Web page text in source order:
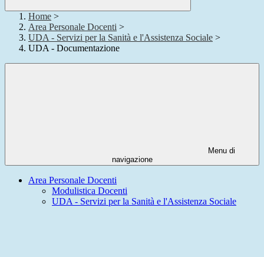
Home >
Area Personale Docenti >
UDA - Servizi per la Sanità e l'Assistenza Sociale >
UDA - Documentazione
Menu di
navigazione
Area Personale Docenti
Modulistica Docenti
UDA - Servizi per la Sanità e l'Assistenza Sociale